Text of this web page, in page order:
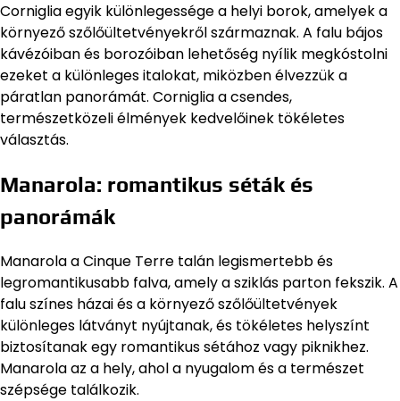
Corniglia egyik különlegessége a helyi borok, amelyek a
környező szőlőültetvényekről származnak. A falu bájos
kávézóiban és borozóiban lehetőség nyílik megkóstolni
ezeket a különleges italokat, miközben élvezzük a
páratlan panorámát. Corniglia a csendes,
természetközeli élmények kedvelőinek tökéletes
választás.
Manarola: romantikus séták és
panorámák
Manarola a Cinque Terre talán legismertebb és
legromantikusabb falva, amely a sziklás parton fekszik. A
falu színes házai és a környező szőlőültetvények
különleges látványt nyújtanak, és tökéletes helyszínt
biztosítanak egy romantikus sétához vagy piknikhez.
Manarola az a hely, ahol a nyugalom és a természet
szépsége találkozik.